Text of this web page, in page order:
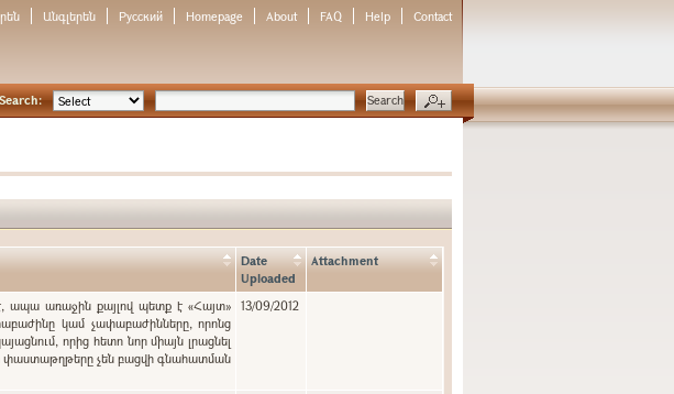
Անգլերեն Русский Homepage About FAQ Help Contact
Search:
Date
Uploaded
Attachment
ապա առաջին քայլով պետք է «Հայտ»
կամ չափաբաժինները, որոնց
որից հետո նոր միայն լրացնել
փաստաթղթերը չեն բացվի գնահատման
13/09/2012